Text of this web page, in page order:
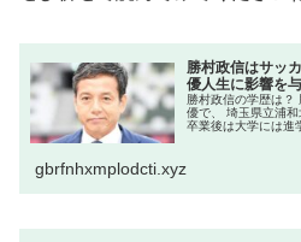
勝村政信はサッ
優人生に影響を
勝村政信の学歴は？
優で、 埼玉県立浦
卒業後は大学には進
gbrfnhxmplodcti.xyz